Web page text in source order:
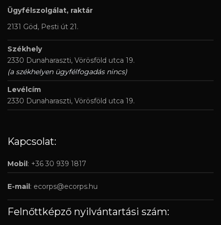
Ügyfélszolgálat, raktár
2131 Göd, Pesti út 21.
Székhely
2330 Dunaharaszti, Vörösföld utca 19.
(a székhelyen ügyfélfogadás nincs)
Levélcím
2330 Dunaharaszti, Vörösföld utca 19.
Kapcsolat:
Mobil : +36 30 939 1817
E-mail : ecorps@ecorps.hu
Felnőttképző nyilvántartási szám: